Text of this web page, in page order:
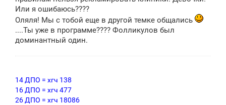
Или я ошибаюсь????
Оляля! Мы с тобой еще в другой темке общались
....Ты уже в программе???? Фолликулов был
доминантный один.
14 ДПО = хгч 138
16 ДПО = хгч 477
26 ДПО = хгч 18086